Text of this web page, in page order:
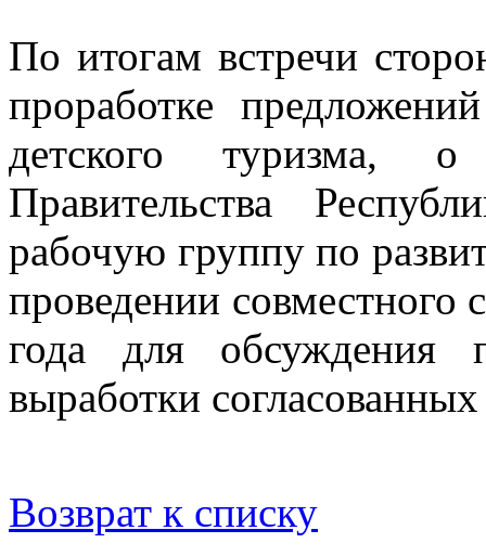
По итогам встречи
проработке
детского туризма, о
Правительства
рабочую группу по
проведении совместного
года для обсуждения
выработки
Возврат к списку